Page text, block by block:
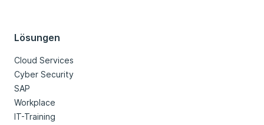
Lösungen
Cloud Services
Cyber Security
SAP
Workplace
IT-Training